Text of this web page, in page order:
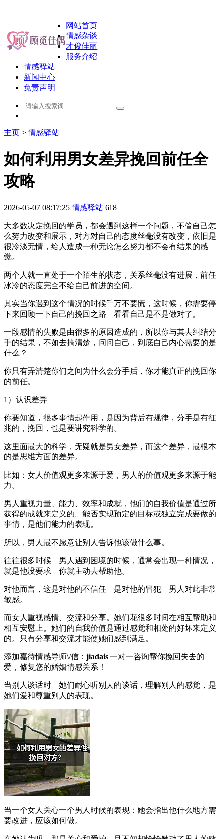
网站首页
情感杂谈
才俊佳丽
服务介绍
情感驿站
新闻中心
免责声明
主页 >情感驿站
如何利用男女差异挽回前任全
攻略
2026-05-07 08:17:25 情感驿站 618
大多数决定挽回的学员，都会遇到这样一个问题，不管自己怎
么努力改变和展示，对方对自己的态度丝毫没有改变，依旧是
很冷淡无情，给人造成一种无论怎么努力都不会有结果的感
觉。
两个人就一直处于一个陌生的状态，关系丝毫没有进展，前任
冰冷的态度完全不给自己前进的空间。
其实当你遇到这个情况的时候千万不要慌，这时候，你需要停
下来回顾一下自己的挽回之路，看看自己是不是做对了。
一段感情的失败是由很多的原因造成的，所以你与其去纠结分
手的结果，不如去搞清楚，问问自己，到底自己内心需要的是
什么？
你只有弄清楚你们之间为什么会分手后，你才能真正的挽回你
的前任。
1）认识差异
你要知道，很多事情起作用，是因为背后有规律，分手是有征
兆的，挽回，也是要讲究科学的。
这里面最大的科学，无疑就是男女差异，而这个差异，最根本
的是思维方面的差异。
比如：女人价值观更多来源于爱，男人的价值观更多来源于能
力。
男人重视力量、能力、效率和成就，他们的自我价值是通过所
获得的成就来定义的。能否实现预定的目标或独立完成要做的
事情，是他们能力的表现。
所以，男人最不愿意让别人告诉他该做什么事。
往往很多时候，男人遇到困境的时候，通常会出现一种情况，
就是他没要求，你就主动去帮助他。
对他而言，这是对他的不信任，是对他的冒犯，男人对此非常
敏感。
而女人重视感情、交流和分享。她们花很多时间在相互帮助和
相互安慰上。她们的自我价值是通过感觉和相处的好坏来定义
的。只有分享和交流才能使她们感到满足。
添加嘉待情感导师\/信： jiadais 一对一咨询帮你挽回失去的
爱，修复您的婚姻情感关系！
当别人谈话时，她们耐心听别人的谈话，理解别人的感觉，是
她们爱和尊重别人的表现。
当一个女人关心一个男人时候的表现：她会指出他什么地方需
要改进，应该如何做。